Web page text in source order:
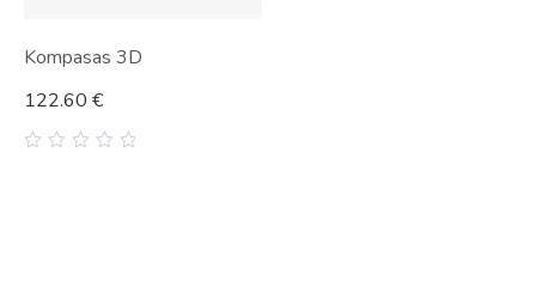
Kompasas 3D
122.60 €